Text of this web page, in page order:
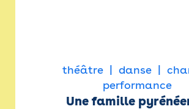
théâtre danse
performance
Une famille